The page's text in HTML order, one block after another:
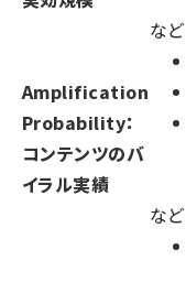
など
Amplification
Probability：
コンテンツのバ
イラル実績
など